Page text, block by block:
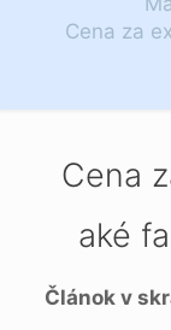
Cena za
Cena
aké
Článok v